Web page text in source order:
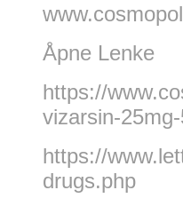
Åpne Lenke
https://
vizarsin-
https://
drugs.php